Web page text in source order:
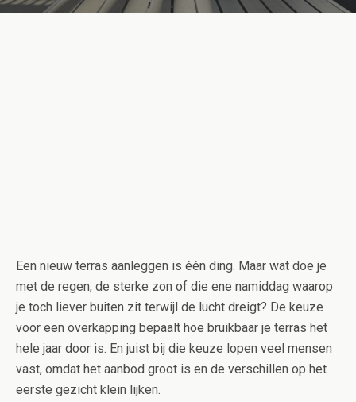
Een nieuw terras aanleggen is één ding. Maar wat doe je
met de regen, de sterke zon of die ene namiddag waarop
je toch liever buiten zit terwijl de lucht dreigt? De keuze
voor een overkapping bepaalt hoe bruikbaar je terras het
hele jaar door is. En juist bij die keuze lopen veel mensen
vast, omdat het aanbod groot is en de verschillen op het
eerste gezicht klein lijken.